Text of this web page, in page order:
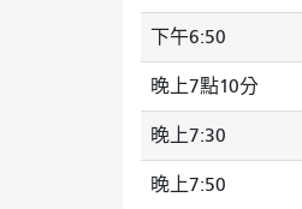
下午6:50
晚上7點10分
晚上7:30
晚上7:50